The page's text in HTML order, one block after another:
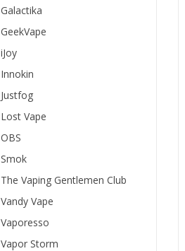
Galactika
GeekVape
iJoy
Innokin
Justfog
Lost Vape
OBS
Smok
The Vaping Gentlemen Club
Vandy Vape
Vaporesso
Vapor Storm